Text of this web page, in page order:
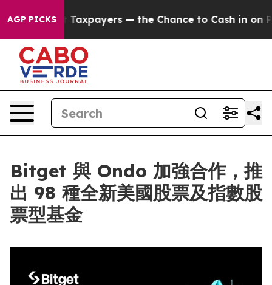
AGP PICKS
— not Taxpayers — the Chance to Cash in on
Bitget 與 Ondo 加強合作，推
出 98 種全新美國股票及指數股
票型基金